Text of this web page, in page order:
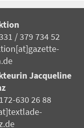
/ 379 734 52
Jacqueline
630 26 88